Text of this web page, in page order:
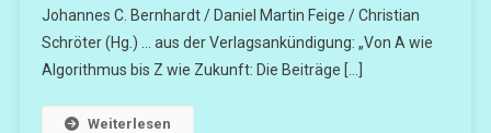
Johannes C. Bernhardt / Daniel Martin Feige / Christian
Schröter (Hg.) … aus der Verlagsankündigung: „Von A wie
Algorithmus bis Z wie Zukunft: Die Beiträge […]
Weiterlesen